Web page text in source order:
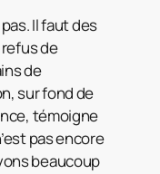
Il faut des
de
de
sur fond de
témoigne
pas encore
beaucoup